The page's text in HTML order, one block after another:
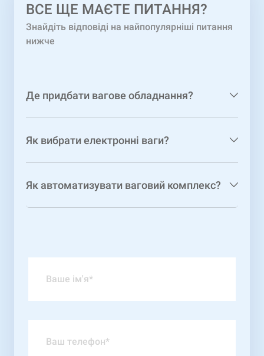
ВCЕ ЩЕ МАЄТЕ ПИТАННЯ?
Знайдіть відповіді на найпопулярніші питання
нижче
Де придбати вагове обладнання?
Як вибрати електронні ваги?
Як автоматизувати ваговий комплекс?